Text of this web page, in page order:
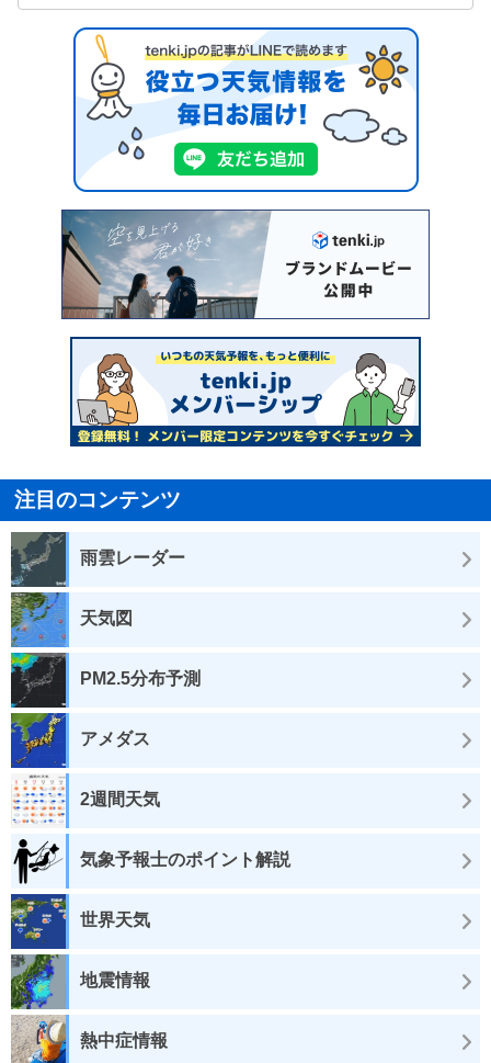
注目のコンテンツ
雨雲レーダー
天気図
PM2.5分布予測
アメダス
2週間天気
気象予報士のポイント解説
世界天気
地震情報
熱中症情報